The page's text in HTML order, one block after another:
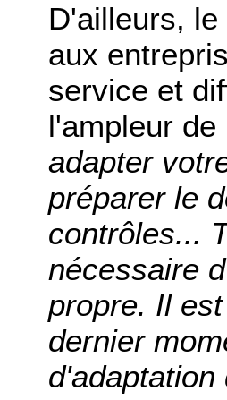
D'ailleurs, le
aux
service et
l'ampleur
adapter
préparer le
contrôles...
nécessaire
propre. Il
dernier